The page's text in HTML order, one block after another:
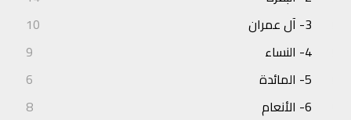
3- آل عمران
10
4- النساء
9
5- المائدة
6
6- الأنعام
8